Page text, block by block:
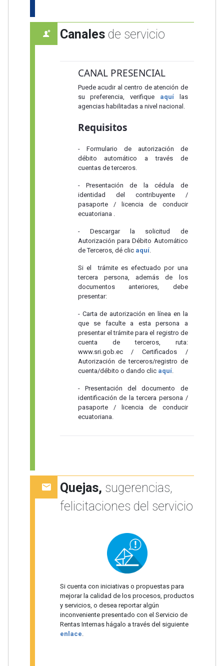
Canalesde servicio
CANAL PRESENCIAL
Puede acudir al centro de atención de
su preferencia, verifique aquílas
agencias habilitadas a nivel nacional.
Requisitos
- Formulario de autorización de
débito automático a través de
cuentas de terceros.
- Presentación de la cédula de
identidad del contribuyente /
pasaporte / licencia de conducir
ecuatoriana .
- Descargar la solicitud de
Autorización para Débito Automático
de Terceros, dé clic aquí.
Si el trámite es efectuado por una
tercera persona, además de los
documentos anteriores, debe
presentar:
- Carta de autorización en línea en la
que se faculte a esta persona a
presentar el trámite para el registro de
cuenta de terceros, ruta:
www.sri.gob.ec / Certificados /
Autorización de terceros/registro de
cuenta/débito o dando clic aquí.
- Presentación del documento de
identificación de la tercera persona /
pasaporte / licencia de conducir
ecuatoriana.
Quejas, sugerencias,
felicitaciones del servicio
Si cuenta con iniciativas o propuestas para
mejorar la calidad de los procesos, productos
y servicios, o desea reportar algún
inconveniente presentado con el Servicio de
Rentas Internas hágalo a través del siguiente
enlace.